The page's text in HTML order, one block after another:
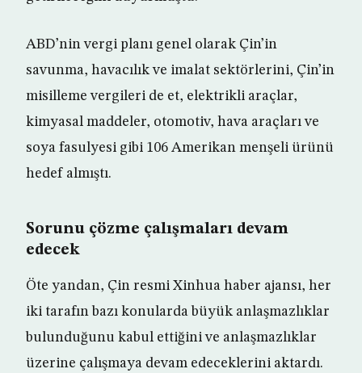
ABD’nin vergi planı genel olarak Çin’in
savunma, havacılık ve imalat sektörlerini, Çin’in
misilleme vergileri de et, elektrikli araçlar,
kimyasal maddeler, otomotiv, hava araçları ve
soya fasulyesi gibi 106 Amerikan menşeli ürünü
hedef almıştı.
Sorunu çözme çalışmaları devam
edecek
Öte yandan, Çin resmi Xinhua haber ajansı, her
iki tarafın bazı konularda büyük anlaşmazlıklar
bulunduğunu kabul ettiğini ve anlaşmazlıklar
üzerine çalışmaya devam edeceklerini aktardı.